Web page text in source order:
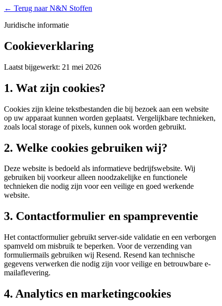
← Terug naar N&N Stoffen
Juridische informatie
Cookieverklaring
Laatst bijgewerkt: 21 mei 2026
1. Wat zijn cookies?
Cookies zijn kleine tekstbestanden die bij bezoek aan een website
op uw apparaat kunnen worden geplaatst. Vergelijkbare technieken,
zoals local storage of pixels, kunnen ook worden gebruikt.
2. Welke cookies gebruiken wij?
Deze website is bedoeld als informatieve bedrijfswebsite. Wij
gebruiken bij voorkeur alleen noodzakelijke en functionele
technieken die nodig zijn voor een veilige en goed werkende
website.
3. Contactformulier en spampreventie
Het contactformulier gebruikt server-side validatie en een verborgen
spamveld om misbruik te beperken. Voor de verzending van
formuliermails gebruiken wij Resend. Resend kan technische
gegevens verwerken die nodig zijn voor veilige en betrouwbare e-
mailaflevering.
4. Analytics en marketingcookies